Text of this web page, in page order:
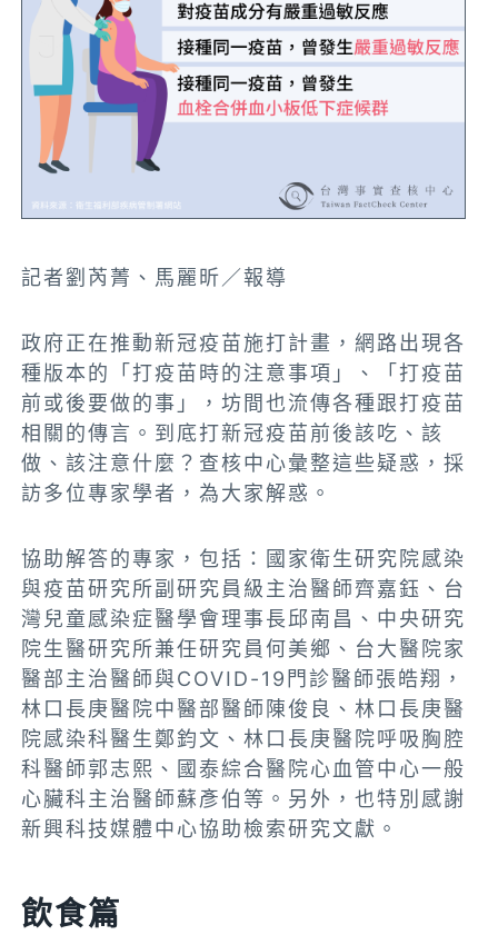
記者劉芮菁、馬麗昕／報導
政府正在推動新冠疫苗施打計畫，網路出現各
種版本的「打疫苗時的注意事項」、「打疫苗
前或後要做的事」，坊間也流傳各種跟打疫苗
相關的傳言。到底打新冠疫苗前後該吃、該
做、該注意什麼？查核中心彙整這些疑惑，採
訪多位專家學者，為大家解惑。
協助解答的專家，包括：國家衛生研究院感染
與疫苗研究所副研究員級主治醫師齊嘉鈺、台
灣兒童感染症醫學會理事長邱南昌、中央研究
院生醫研究所兼任研究員何美鄉、台大醫院家
醫部主治醫師與COVID-19門診醫師張皓翔，
林口長庚醫院中醫部醫師陳俊良、林口長庚醫
院感染科醫生鄭鈞文、林口長庚醫院呼吸胸腔
科醫師郭志熙、國泰綜合醫院心血管中心一般
心臟科主治醫師蘇彥伯等。另外，也特別感謝
新興科技媒體中心協助檢索研究文獻。
飲食篇